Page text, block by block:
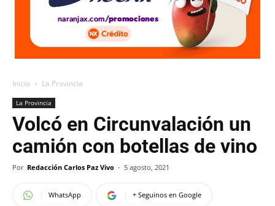
Inicio La Provincia
La Provincia
Volcó en Circunvalación un
camión con botellas de vino
Por Redacción Carlos Paz Vivo - 5 agosto, 2021
WhatsApp + Seguinos en Google